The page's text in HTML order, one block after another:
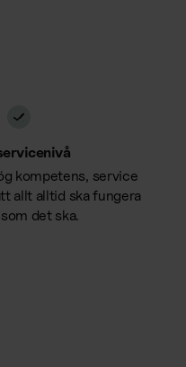
kompetens, service
allt alltid ska fungera
det ska.